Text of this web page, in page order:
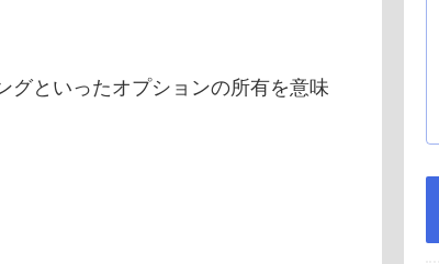
といったオプションの所有を意味